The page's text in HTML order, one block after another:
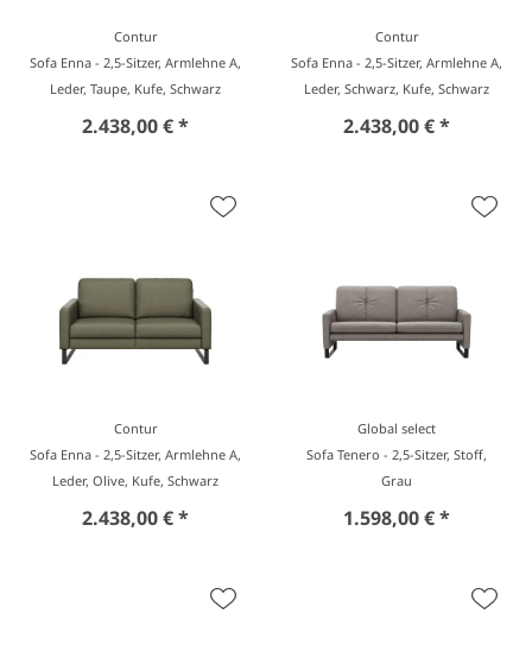
Contur
Sofa Enna - 2,5-Sitzer, Armlehne A,
Leder, Taupe, Kufe, Schwarz
2.438,00 € *
Contur
Sofa Enna - 2,5-Sitzer, Armlehne A,
Leder, Schwarz, Kufe, Schwarz
2.438,00 € *
Contur
Sofa Enna - 2,5-Sitzer, Armlehne A,
Leder, Olive, Kufe, Schwarz
2.438,00 € *
Global select
Sofa Tenero - 2,5-Sitzer, Stoff,
Grau
1.598,00 € *